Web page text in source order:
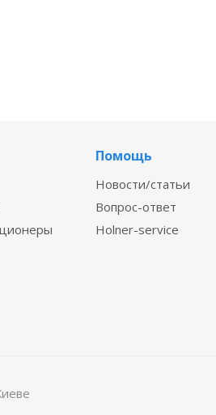
Помощь
Новости/статьи
Вопрос-ответ
Holner-service